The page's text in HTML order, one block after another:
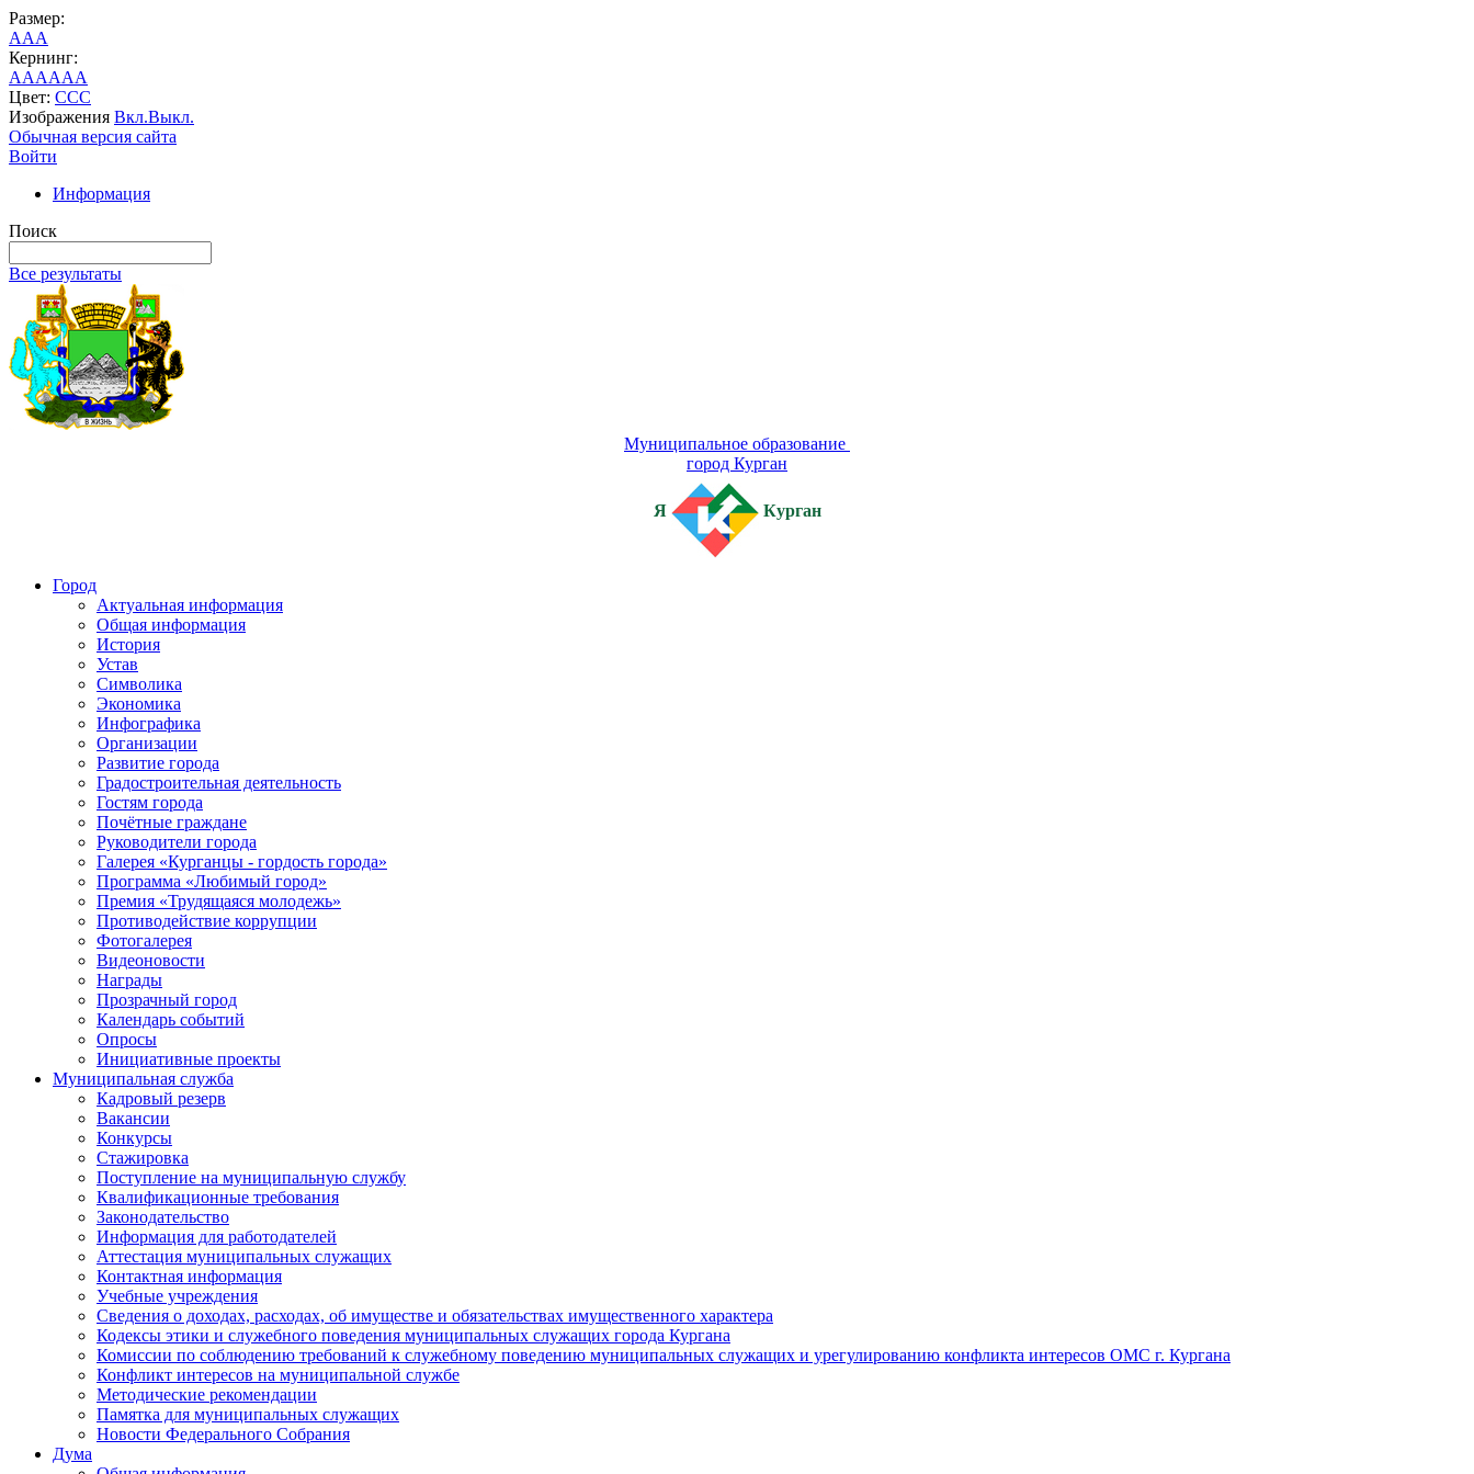
Размер:
AAA
Кернинг:
AAAAAA
Цвет: CCC
Изображения Вкл.Выкл.
Обычная версия сайта
Войти
Информация
Поиск
Все результаты
Муниципальное образование
город Курган
Я Курган
Город
Актуальная информация
Общая информация
История
Устав
Символика
Экономика
Инфографика
Организации
Развитие города
Градостроительная деятельность
Гостям города
Почётные граждане
Руководители города
Галерея «Курганцы - гордость города»
Программа «Любимый город»
Премия «Трудящаяся молодежь»
Противодействие коррупции
Фотогалерея
Видеоновости
Награды
Прозрачный город
Календарь событий
Опросы
Инициативные проекты
Муниципальная служба
Кадровый резерв
Вакансии
Конкурсы
Стажировка
Поступление на муниципальную службу
Квалификационные требования
Законодательство
Информация для работодателей
Аттестация муниципальных служащих
Контактная информация
Учебные учреждения
Сведения о доходах, расходах, об имуществе и обязательствах имущественного характера
Кодексы этики и служебного поведения муниципальных служащих города Кургана
Комиссии по соблюдению требований к служебному поведению муниципальных служащих и урегулированию конфликта интересов ОМС г. Кургана
Конфликт интересов на муниципальной службе
Методические рекомендации
Памятка для муниципальных служащих
Новости Федерального Cобрания
Дума